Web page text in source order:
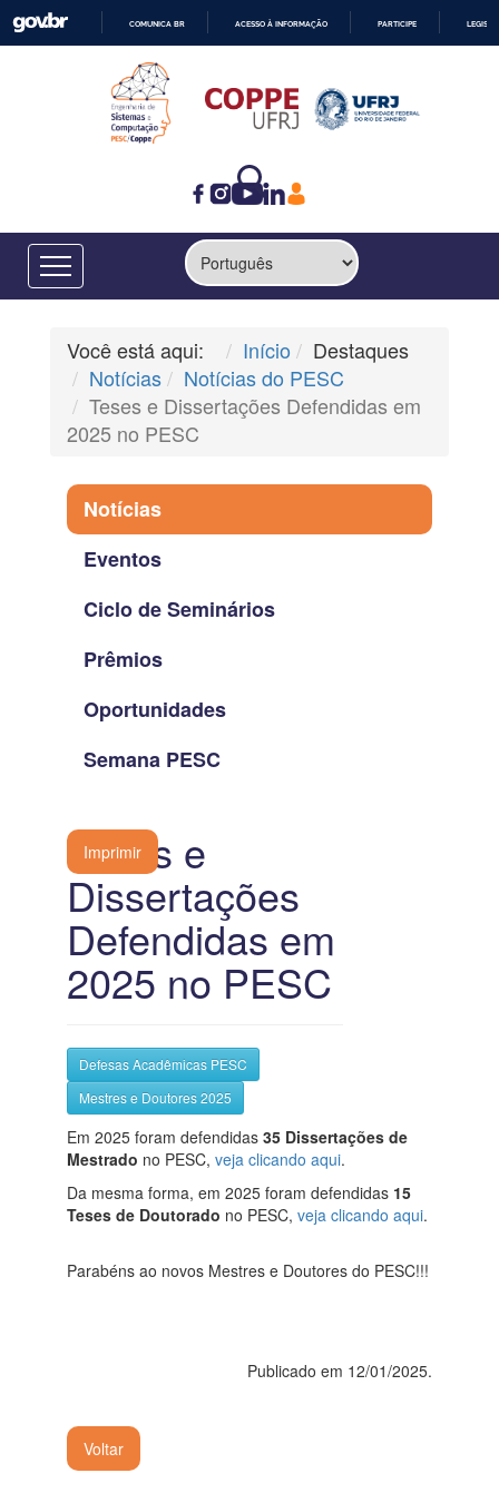
CONTEÚDO
COMUNICA BR ACESSO À INFORMAÇÃO PARTICIPE
Você está aqui: Início
Destaques
Notícias
Notícias do PESC
Teses e Dissertações Defendidas em
2025 no PESC
Notícias
Eventos
Ciclo de Seminários
Prêmios
Oportunidades
Semana PESC
Imprimir
Teses e
Dissertações
Defendidas em
2025 no PESC
Defesas Acadêmicas PESC
Mestres e Doutores 2025
Em 2025 foram defendidas 35 Dissertações de
Mestrado no PESC, veja clicando aqui.
Da mesma forma, em 2025 foram defendidas 15
Teses de Doutorado no PESC, veja clicando aqui.
Parabéns ao novos Mestres e Doutores do PESC!!!
Publicado em 12/01/2025.
Voltar